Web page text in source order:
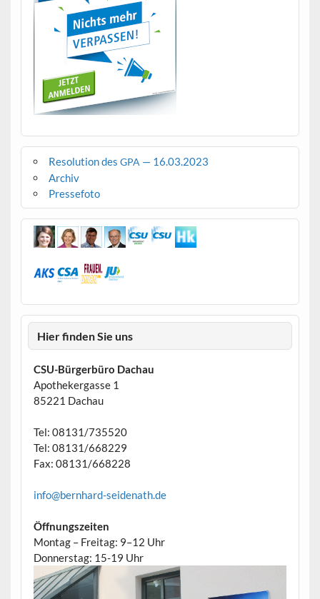
Resolution des GPA — 16.03.2023
Archiv
Pressefoto
Hier finden Sie uns
CSU-Bürgerbüro Dachau
Apothekergasse 1
85221 Dachau
Tel: 08131/735520
Tel: 08131/668229
Fax: 08131/668228
info@bernhard-seidenath.de
Öffnungszeiten
Montag – Freitag: 9–12 Uhr
Donnerstag: 15-19 Uhr